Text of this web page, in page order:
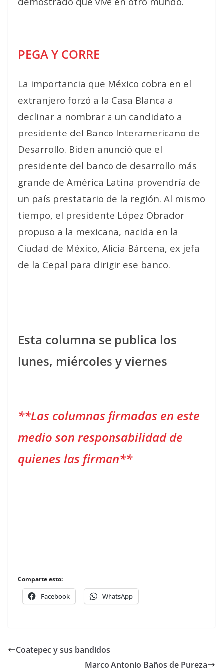
PEGA Y CORRE
La importancia que México cobra en el
extranjero forzó a la Casa Blanca a
declinar a nombrar a un candidato a
presidente del Banco Interamericano de
Desarrollo. Biden anunció que el
presidente del banco de desarrollo más
grande de América Latina provendría de
un país prestatario de la región. Al mismo
tiempo, el presidente López Obrador
propuso a la mexicana, nacida en la
Ciudad de México, Alicia Bárcena, ex jefa
de la Cepal para dirigir ese banco.
Esta columna se publica los
lunes, miércoles y viernes
**Las columnas firmadas en este
medio son responsabilidad de
quienes las firman**
Comparte esto:
Facebook WhatsApp
Coatepec y sus bandidos
Marco Antonio Baños de Pureza